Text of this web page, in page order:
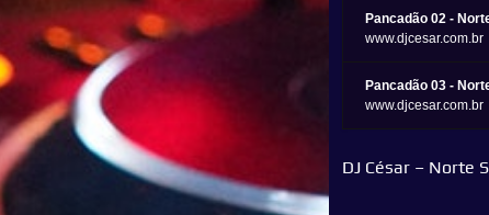
Pancadão 02 -
www.djcesar.com.br
Pancadão 03 -
www.djcesar.com.br
DJ César – Norte